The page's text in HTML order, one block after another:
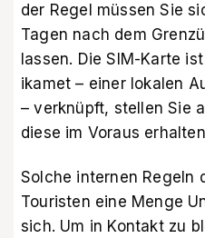
der Regel müssen Sie
Tagen nach dem
lassen. Die SIM-Karte
ikamet – einer lokalen
– verknüpft, stellen Sie
diese im Voraus
Solche internen Regeln
Touristen eine Menge
sich. Um in Kontakt zu